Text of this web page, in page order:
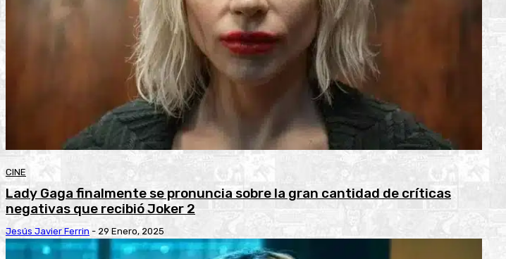
CINE
Lady Gaga finalmente se pronuncia sobre la gran cantidad de críticas
negativas que recibió Joker 2
Jesús Javier Ferrin - 29 Enero, 2025